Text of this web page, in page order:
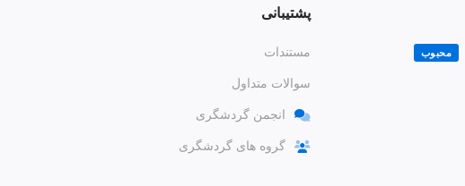
محبوب
پشتیبانی
مستندات
سوالات متداول
انجمن گردشگری
گروه های گردشگری